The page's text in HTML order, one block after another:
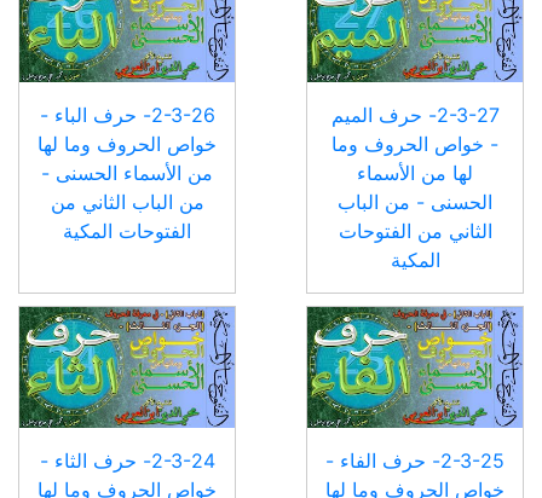
2-3-27- حرف الميم
- خواص الحروف وما
لها من الأسماء
الحسنى - من الباب
الثاني من الفتوحات
المكية
2-3-26- حرف الباء -
خواص الحروف وما لها
من الأسماء الحسنى -
من الباب الثاني من
الفتوحات المكية
2-3-25- حرف الفاء -
خواص الحروف وما لها
2-3-24- حرف الثاء -
خواص الحروف وما لها